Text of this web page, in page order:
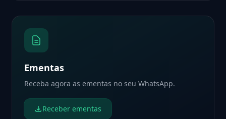
Ementas
Receba agora as ementas no seu WhatsApp.
Receber ementas